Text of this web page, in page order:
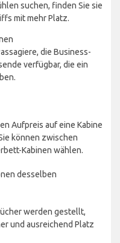
suchen, finden Sie sie
mit mehr Platz.
die Business-
verfügbar, die ein
Aufpreis auf eine Kabine
können zwischen
Kabinen wählen.
desselben
werden gestellt,
und ausreichend Platz